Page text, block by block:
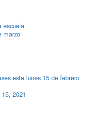
escuela
marzo
este lunes 15 de febrero
2021